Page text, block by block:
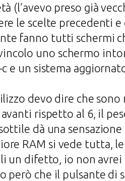
(l’avevo preso già
le scelte precedenti
fanno tutti schermi
uno schermo
e un sistema
devo dire che
rispetto al 6, il
dà una
RAM si vede tutta,
un difetto, io non
però che il pulsante di